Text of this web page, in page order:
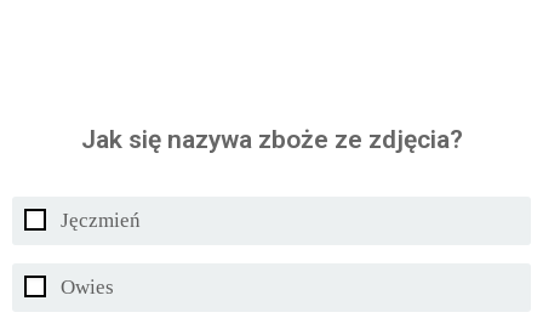
Jak się nazywa zboże ze zdjęcia?
Jęczmień
Owies